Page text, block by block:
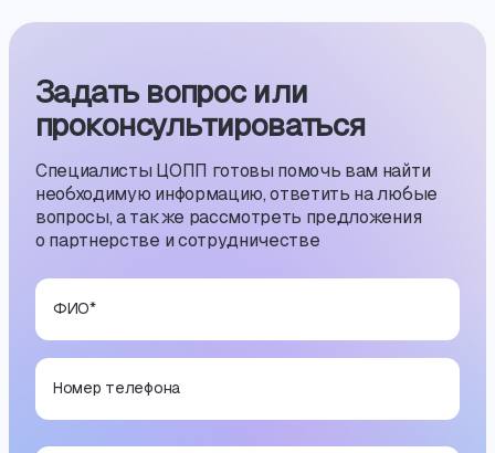
Задать вопрос или
проконсуль­тиро­ваться
Специалисты ЦОПП готовы помочь вам найти
необходимую информацию, ответить на любые
вопросы, а также рассмотреть предложения
о партнерстве и сотрудничестве
ФИО*
Номер телефона